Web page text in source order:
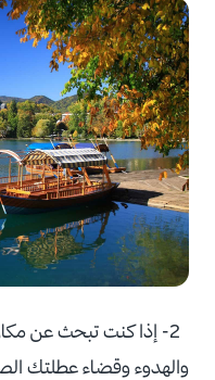
2- إذا كنت تبحث عن
والهدوء وقضاء عطلتك